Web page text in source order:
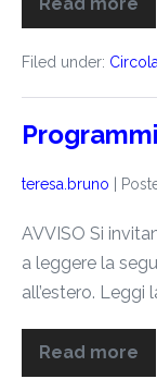
Filed under:
teresa.bruno
AVVISO Si
a leggere la
all’estero. Leggi
Read more